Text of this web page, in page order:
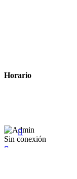
Horario
Sin conexión

